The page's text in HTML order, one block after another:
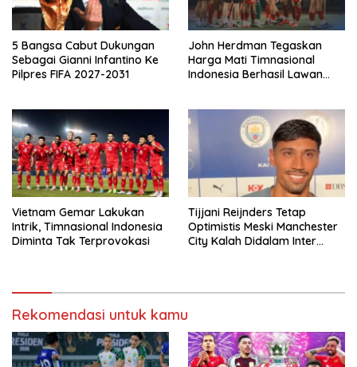
5 Bangsa Cabut Dukungan
Sebagai Gianni Infantino Ke
Pilpres FIFA 2027-2031
John Herdman Tegaskan
Harga Mati Timnasional
Indonesia Berhasil Lawan
Vietnam Gemar Lakukan
Intrik, Timnasional Indonesia
Diminta Tak Terprovokasi
Tijjani Reijnders Tetap
Optimistis Meski Manchester
City Kalah Didalam Inter
Rekomendasi untuk kamu